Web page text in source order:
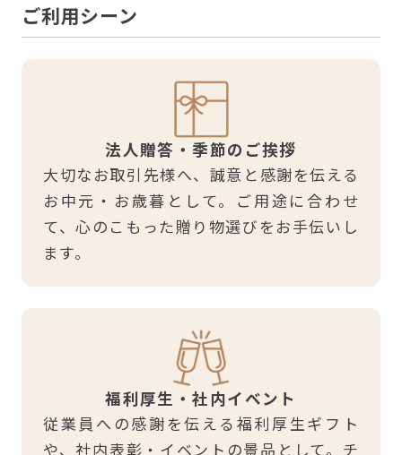
ご利用シーン
法人贈答・季節のご挨拶
大切なお取引先様へ、誠意と感謝を伝える
お中元・お歳暮として。ご用途に合わせ
て、心のこもった贈り物選びをお手伝いし
ます。
福利厚生・社内イベント
従業員への感謝を伝える福利厚生ギフト
や、社内表彰・イベントの景品として。チ